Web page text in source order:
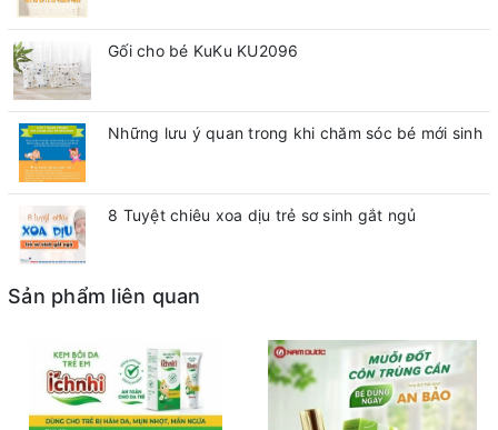
Gối cho bé KuKu KU2096
Những lưu ý quan trong khi chăm sóc bé mới sinh
8 Tuyệt chiêu xoa dịu trẻ sơ sinh gắt ngủ
Sản phẩm liên quan